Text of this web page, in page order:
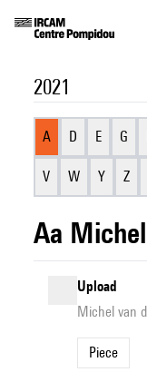
2021
A D E G
V W Y Z
Aa
Upload
Michel van
Piece